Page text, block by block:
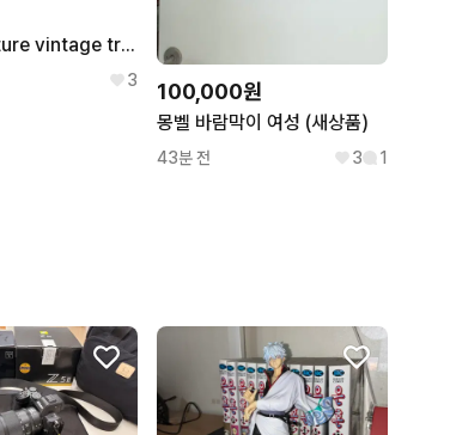
Juicy Couture vintage trench coat / M
3 100,000원
몽벨 바람막이 여성 (새상품)
43분 전 3 1